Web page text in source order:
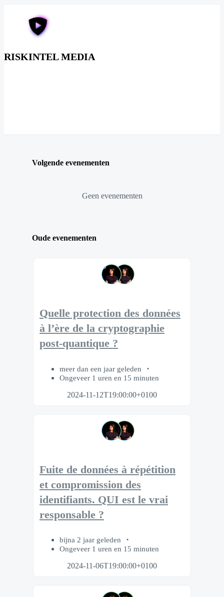
RISKINTEL MEDIA
Volgende evenementen
Geen evenementen
Oude evenementen
Quelle protection des données
à l’ère de la cryptographie
post-quantique ?
meer dan een jaar geleden
Ongeveer 1 uren en 15 minuten
2024-11-12T19:00:00+0100
Fuite de données à répétition
et compromission des
identifiants. QUI est le vrai
responsable ?
bijna 2 jaar geleden
Ongeveer 1 uren en 15 minuten
2024-11-06T19:00:00+0100